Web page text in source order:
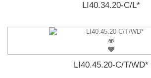
LI40.34.20-C/L*
LI40.45.20-C/T/WD*